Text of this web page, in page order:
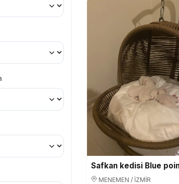
Safkan kedisi Blue
MENEMEN / İZMİR